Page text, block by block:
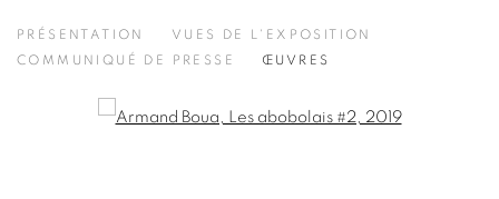
PRÉSENTATION
VUES DE L'EXPOSITION
COMMUNIQUÉ DE PRESSE
ŒUVRES
Open a larger version of the following image in a popup: